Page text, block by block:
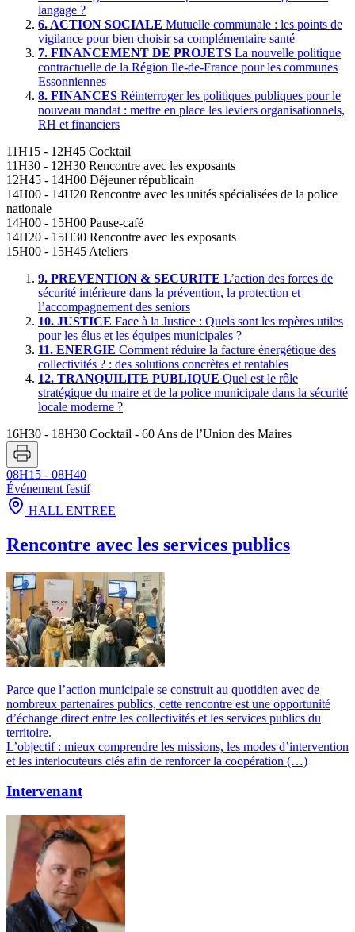
langage ?
6. ACTION SOCIALE Mutuelle communale : les points de
vigilance pour bien choisir sa complémentaire santé
7. FINANCEMENT DE PROJETS La nouvelle politique
contractuelle de la Région Ile-de-France pour les communes
Essonniennes
8. FINANCES Réinterroger les politiques publiques pour le
nouveau mandat : mettre en place les leviers organisationnels,
RH et financiers
11H15 - 12H45 Cocktail
11H30 - 12H30 Rencontre avec les exposants
12H45 - 14H00 Déjeuner républicain
14H00 - 14H20 Rencontre avec les unités spécialisées de la police
nationale
14H00 - 15H00 Pause-café
14H20 - 15H30 Rencontre avec les exposants
15H00 - 15H45 Ateliers
9. PREVENTION & SECURITE L’action des forces de
sécurité intérieure dans la prévention, la protection et
l’accompagnement des seniors
10. JUSTICE Face à la Justice : Quels sont les repères utiles
pour les élus et les équipes municipales ?
11. ENERGIE Comment réduire la facture énergétique des
collectivités ? : des solutions concrètes et rentables
12. TRANQUILITE PUBLIQUE Quel est le rôle
stratégique du maire et de la police municipale dans la sécurité
locale moderne ?
16H30 - 18H30 Cocktail - 60 Ans de l’Union des Maires
08H15 - 08H40
Événement festif
HALL ENTREE
Rencontre avec les services publics
Parce que l’action municipale se construit au quotidien avec de
nombreux partenaires publics, cette rencontre est une opportunité
d’échange direct entre les collectivités et les services publics du
territoire.
L’objectif : mieux comprendre les missions, les modes d’intervention
et les interlocuteurs clés afin de renforcer la coopération (…)
Intervenant